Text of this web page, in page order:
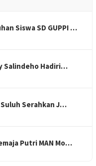
Siswa SD GUPPI …
Salindeho Hadiri…
Serahkan J…
Putri MAN Mo…